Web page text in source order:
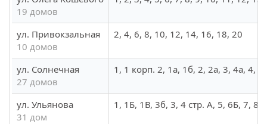
19 домов
ул. Привокзальная
10 домов
2, 4, 6, 8, 10, 12, 14, 16, 18, 20
ул. Солнечная
27 домов
1, 1 корп. 2, 1а, 1б, 2, 2а, 3, 4а, 4,
ул. Ульянова
31 дом
1, 1Б, 1В, 3б, 3, 4 стр. А, 5, 6Б, 7,